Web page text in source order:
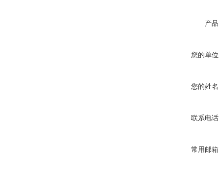
产品
您的单位
您的姓名
联系电话
常用邮箱